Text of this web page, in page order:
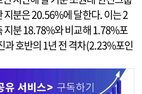
지분은 20.56%에 달한다. 이는 2
지분 18.78%와 비교해 1.78%포
과 호반의 1년 전 격차(2.23%포인